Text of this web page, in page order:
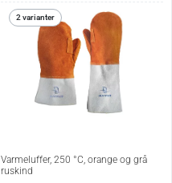
2 varianter
Varmeluffer, 250 °C, orange og grå
ruskind